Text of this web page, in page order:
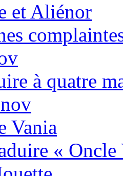
et Aliénor
à quatre
Vania
« Oncle